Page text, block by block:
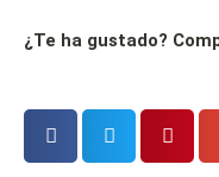
¿Te ha gustado?